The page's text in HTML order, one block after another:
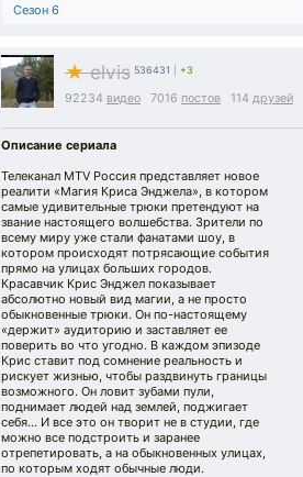
Сезон 6
★elvis 536431 +3
92234 видео 7016 постов 114 друзей
Описание сериала
Телеканал MTV Россия представляет новое
реалити «Магия Криса Энджела», в котором
самые удивительные трюки претендуют на
звание настоящего волшебства. Зрители по
всему миру уже стали фанатами шоу, в
котором происходят потрясающие события
прямо на улицах больших городов.
Красавчик Крис Энджел показывает
абсолютно новый вид магии, а не просто
обыкновенные трюки. Он по-настоящему
«держит» аудиторию и заставляет ее
поверить во что угодно. В каждом эпизоде
Крис ставит под сомнение реальность и
рискует жизнью, чтобы раздвинуть границы
возможного. Он ловит зубами пули,
поднимает людей над землей, поджигает
себя… И все это он творит не в студии, где
можно все подстроить и заранее
отрепетировать, а на обыкновенных улицах,
по которым ходят обычные люди.